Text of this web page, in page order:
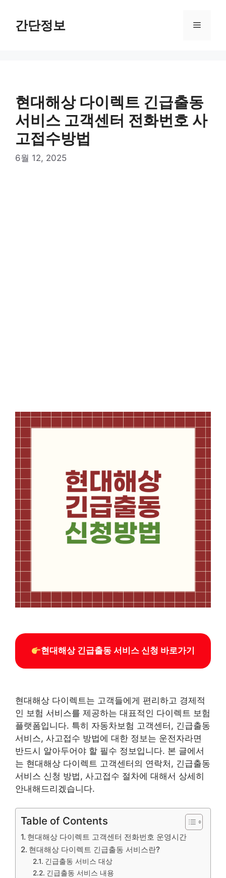
간단정보 메
현대해상 다이렉트 긴급출동
서비스 고객센터 전화번호 사
고접수방법
6월 12, 2025
현대해상 긴급출동 서비스 신청 바로가기
현대해상 다이렉트는 고객들에게 편리하고 경제적
인 보험 서비스를 제공하는 대표적인 다이렉트 보험
플랫폼입니다. 특히 자동차보험 고객센터, 긴급출동
서비스, 사고접수 방법에 대한 정보는 운전자라면
반드시 알아두어야 할 필수 정보입니다. 본 글에서
는 현대해상 다이렉트 고객센터의 연락처, 긴급출동
서비스 신청 방법, 사고접수 절차에 대해서 상세히
안내해드리겠습니다.
Table of Contents
현대해상 다이렉트 고객센터 전화번호 운영시간
현대해상 다이렉트 긴급출동 서비스란?
긴급출동 서비스 대상
긴급출동 서비스 내용